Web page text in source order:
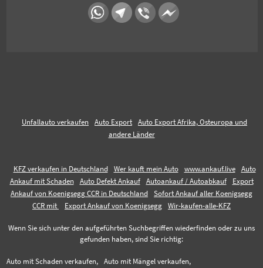
Unfallauto verkaufen Auto Export
Auto Export Afrika, Osteuropa und
andere Länder
KFZ verkaufen in Deutschland Wer kauft mein Auto www.ankauf.live
Auto
Ankauf mit Schaden
Auto Defekt Ankauf Autoankauf / Autoabkauf
Export
Ankauf von Koenigsegg CCR in Deutschland
Sofort Ankauf aller Koenigsegg
CCR mit
Export Ankauf von Koenigsegg Wir-kaufen-alle-KFZ
Wenn Sie sich unter den aufgeführten Suchbegriffen wiederfinden oder zu uns
gefunden haben, sind Sie richtig:
Auto mit Schaden verkaufen,
Auto mit Mängel verkaufen,